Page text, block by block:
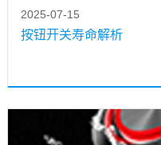
2025-07-15
按钮开关寿命解析